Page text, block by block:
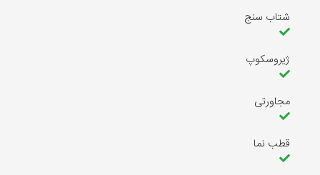
شتاب سنج
ژیروسکوپ
مجاورتی
قطب نما